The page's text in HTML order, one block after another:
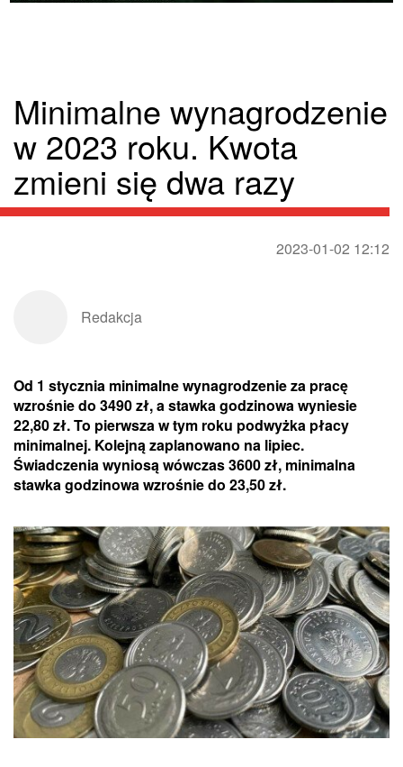
Minimalne wynagrodzenie
w 2023 roku. Kwota
zmieni się dwa razy
2023-01-02 12:12
Redakcja
Od 1 stycznia minimalne wynagrodzenie za pracę
wzrośnie do 3490 zł, a stawka godzinowa wyniesie
22,80 zł. To pierwsza w tym roku podwyżka płacy
minimalnej. Kolejną zaplanowano na lipiec.
Świadczenia wyniosą wówczas 3600 zł, minimalna
stawka godzinowa wzrośnie do 23,50 zł.